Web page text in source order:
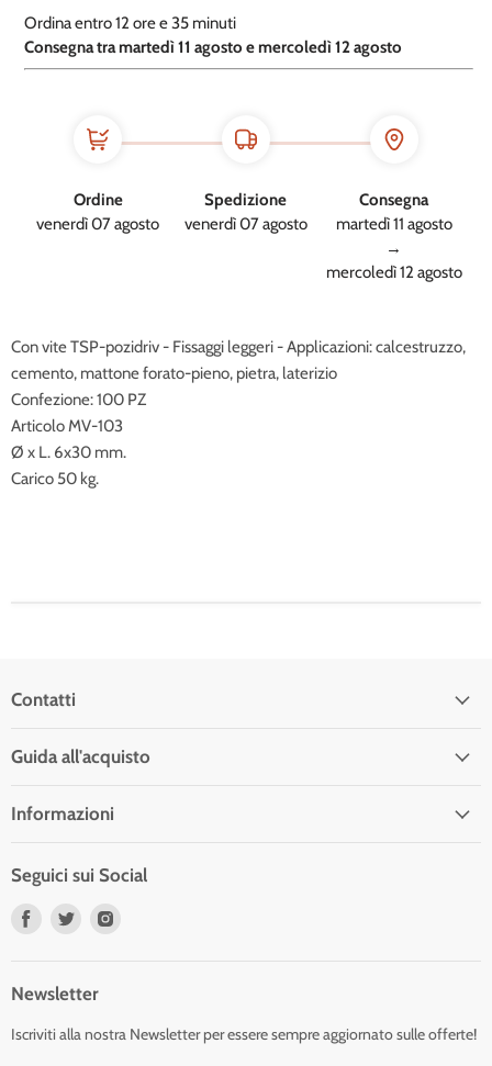
Ordina entro12 ore e35 minuti
​Consegna tra martedì 11 agosto e mercoledì 12 agosto
Ordine
venerdì 07 agosto
Spedizione
venerdì 07 agosto
Consegna
martedì 11 agosto
→
mercoledì 12 agosto
Con vite TSP-pozidriv - Fissaggi leggeri - Applicazioni: calcestruzzo,
cemento, mattone forato-pieno, pietra, laterizio
Confezione: 100 PZ
Articolo MV-103
Ø x L. 6x30 mm.
Carico 50 kg.
Contatti
Guida all'acquisto
Informazioni
Seguici sui Social
Trovaci
Trovaci
Newsletter
Iscriviti alla nostra Newsletter per essere sempre aggiornato sulle offerte!